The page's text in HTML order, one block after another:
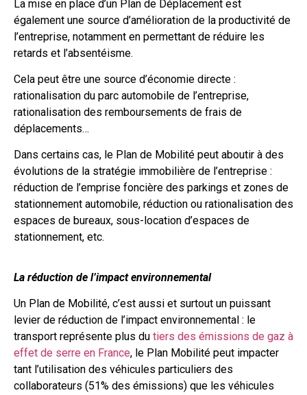
La mise en place d’un Plan de Déplacement est
également une source d’amélioration de la productivité de
l’entreprise, notamment en permettant de réduire les
retards et l’absentéisme.
Cela peut être une source d’économie directe :
rationalisation du parc automobile de l’entreprise,
rationalisation des remboursements de frais de
déplacements…
Dans certains cas, le Plan de Mobilité peut aboutir à des
évolutions de la stratégie immobilière de l’entreprise :
réduction de l’emprise foncière des parkings et zones de
stationnement automobile, réduction ou rationalisation des
espaces de bureaux, sous-location d’espaces de
stationnement, etc.
La réduction de l’impact environnemental
Un Plan de Mobilité, c’est aussi et surtout un puissant
levier de réduction de l’impact environnemental : le
transport représente plus du tiers des émissions de gaz à
effet de serre en France, le Plan Mobilité peut impacter
tant l’utilisation des véhicules particuliers des
collaborateurs (51% des émissions) que les véhicules